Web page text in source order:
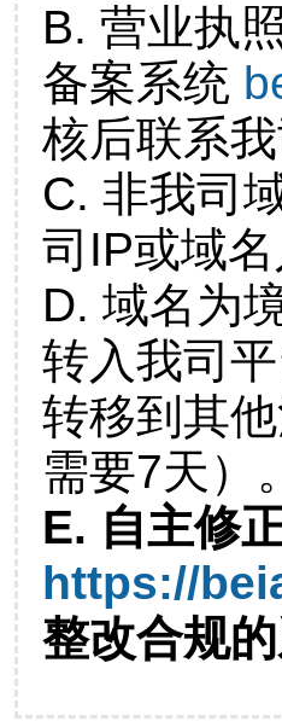
B. 营业执
备案系统
核后联系
C. 非我司
司IP或域
D. 域名为
转入我司平
转移到其
需要7天）。
E. 自主修
https://
整改合规